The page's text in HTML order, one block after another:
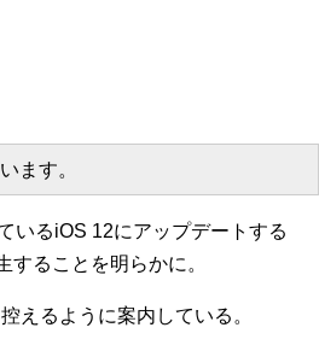
ます。
いるiOS 12にアップデートする
ることを明らかに。
えるように案内している。